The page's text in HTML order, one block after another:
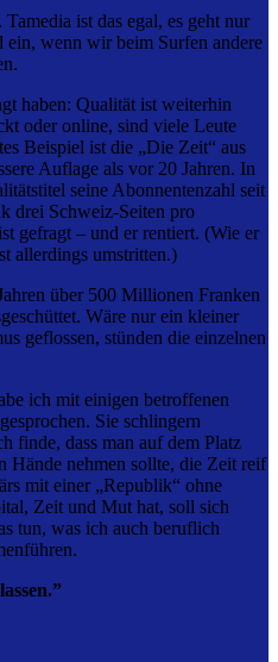
ist das egal, es geht nur
wenn wir beim Surfen andere
haben: Qualität ist weiterhin
oder online, sind viele Leute
Beispiel ist die „Die Zeit“ aus
Auflage als vor 20 Jahren. In
seine Abonnentenzahl seit
drei Schweiz-Seiten pro
gefragt – und er rentiert. (Wie er
allerdings umstritten.)
über 500 Millionen Franken
Wäre nur ein kleiner
geflossen, stünden die einzelnen
ich mit einigen betroffenen
Sie schlingern
finde, dass man auf dem Platz
Hände nehmen sollte, die Zeit reif
mit einer „Republik“ ohne
Zeit und Mut hat, soll sich
tun, was ich auch beruflich